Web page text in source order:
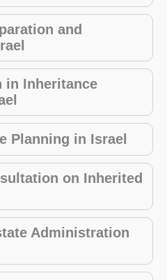
and
in Inheritance
Planning in Israel
on Inherited
Administration